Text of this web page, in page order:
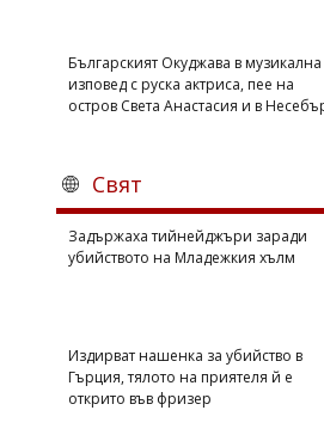
Българският Окуджава в музикална
изповед с руска актриса, пее на
остров Света Анастасия и в
Свят
Задържаха тийнейджъри заради
убийството на Младежкия хълм
Издирват нашенка за убийство в
Гърция, тялото на приятеля й е
открито във фризер